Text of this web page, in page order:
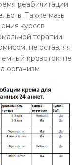
реабилитации
Также мазь
курсов
терапии.
не оставляя
кровоток, не
организм.